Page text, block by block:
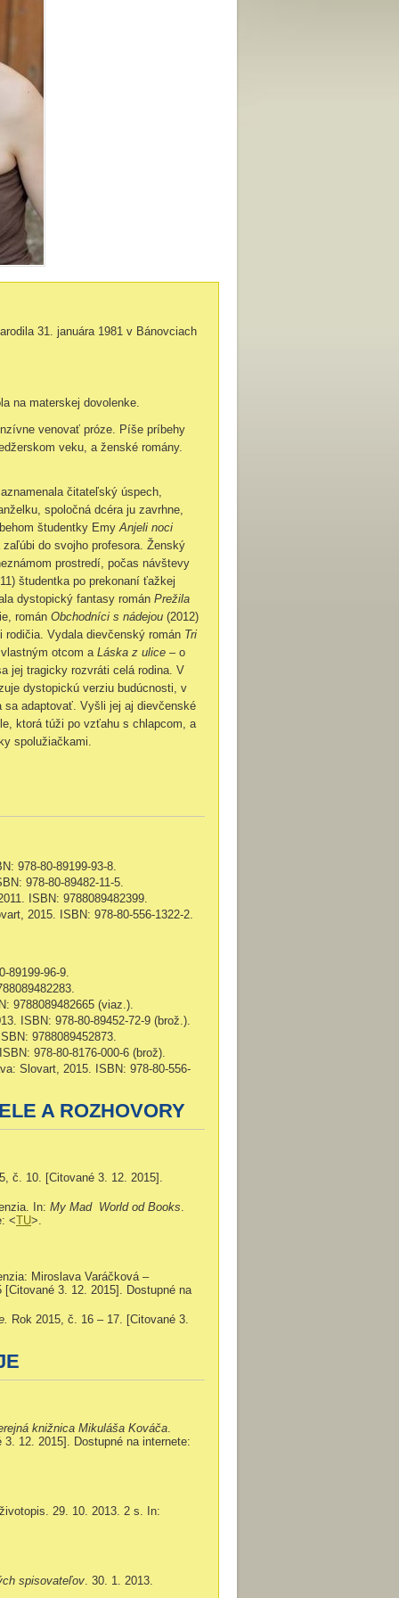
31. januára 1981 v Bánovciach
na materskej dovolenke.
venovať próze. Píše príbehy
veku, a ženské romány.
čitateľský úspech,
spoločná dcéra ju zavrhne,
študentky EmyAnjeli noci
do svojho profesora. Ženský
prostredí, počas návštevy
študentka po prekonaní ťažkej
dystopický fantasy román Prežila
román Obchodníci s nádejou (2012)
Vydala dievčenský román Tri
otcom a Láska z ulice – o
jej tragicky rozvráti celá rodina. V
dystopickú verziu budúcnosti, v
adaptovať. Vyšli jej aj dievčenské
ktorá túži po vzťahu s chlapcom, a
spolužiačkami.
978-80-89199-93-8.
978-80-89482-11-5.
ISBN: 9788089482399.
2015. ISBN: 978-80-556-1322-2.
89199-96-9.
9788089482665 (viaz.).
ISBN: 978-80-89452-72-9 (brož.).
9788089452873.
978-80-8176-000-6 (brož).
Slovart, 2015. ISBN: 978-80-556-
A ROZHOVORY
č. 10. [Citované 3. 12. 2015].
In: My Mad World od Books.
<TU>.
Miroslava Varáčková –
[Citované 3. 12. 2015]. Dostupné na
Rok 2015, č. 16 – 17. [Citované 3.
knižnica Mikuláša Kováča.
12. 2015]. Dostupné na internete:
29. 10. 2013. 2 s. In:
spisovateľov. 30. 1. 2013.